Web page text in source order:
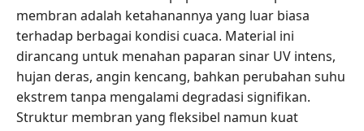
membran adalah ketahanannya yang luar biasa
terhadap berbagai kondisi cuaca. Material ini
dirancang untuk menahan paparan sinar UV intens,
hujan deras, angin kencang, bahkan perubahan suhu
ekstrem tanpa mengalami degradasi signifikan.
Struktur membran yang fleksibel namun kuat